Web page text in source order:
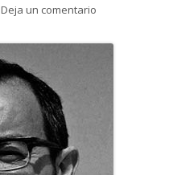
Deja un comentario